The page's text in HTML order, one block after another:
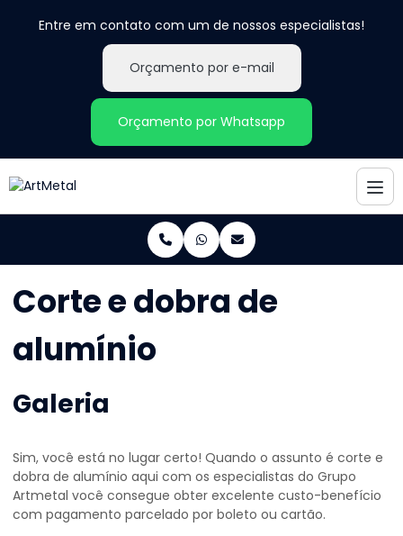
Entre em contato com um de nossos especialistas!
Orçamento por e-mail
Orçamento por Whatsapp
Corte e dobra de
alumínio
Galeria
Sim, você está no lugar certo! Quando o assunto é corte e
dobra de alumínio aqui com os especialistas do Grupo
Artmetal você consegue obter excelente custo-benefício
com pagamento parcelado por boleto ou cartão.